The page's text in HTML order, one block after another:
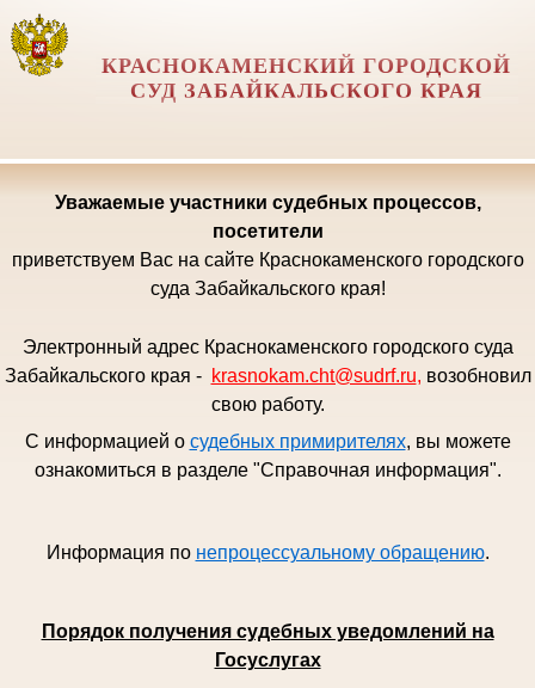
КРАСНОКАМЕНСКИЙ ГОРОДСКОЙ
СУД ЗАБАЙКАЛЬСКОГО КРАЯ
Уважаемые участники судебных процессов,
посетители
приветствуем Вас на сайте Краснокаменского городского
суда Забайкальского края!
Электронный адрес Краснокаменского городского суда
Забайкальского края - krasnokam.cht@sudrf.ru, возобновил
свою работу.
С информацией о судебных примирителях, вы можете
ознакомиться в разделе "Справочная информация".
Информация по непроцессуальному обращению.
Порядок получения судебных уведомлений на
Госуслугах